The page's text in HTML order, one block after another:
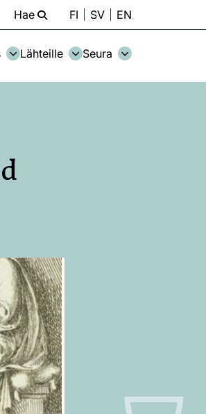
Hae FI SV EN
Lähteille Seura